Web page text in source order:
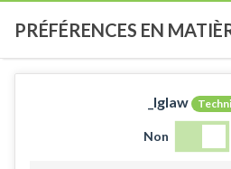
PRÉFÉRENCES EN
_lglaw
Non